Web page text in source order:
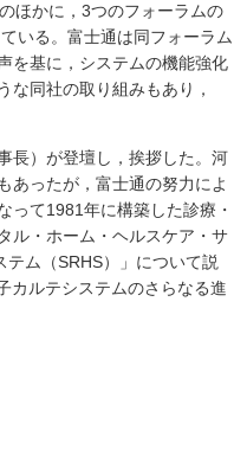
ほかに，3つのフォーラムの
いる。富士通は同フォーラム
を基に，システムの機能強化
な同社の取り組みもあり，
長）が登壇し，挨拶した。河
あったが，富士通の努力によ
って1981年に構築した診療・
ル・ホーム・ヘルスケア・サ
ム（SRHS）」について説
カルテシステムのさらなる進